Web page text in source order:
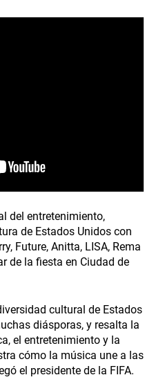
del entretenimiento,
de Estados Unidos con
Future, Anitta, LISA, Rema
de la fiesta en Ciudad de
cultural de Estados
diásporas, y resalta la
el entretenimiento y la
cómo la música une a las
el presidente de la FIFA.